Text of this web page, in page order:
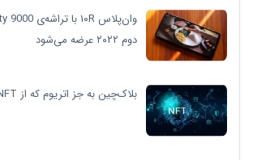
دوم ۲۰۲۲ عرضه می‌شود
بلاک‌چین به جز اتریوم که از NFT پشتیبانی می‌کنند